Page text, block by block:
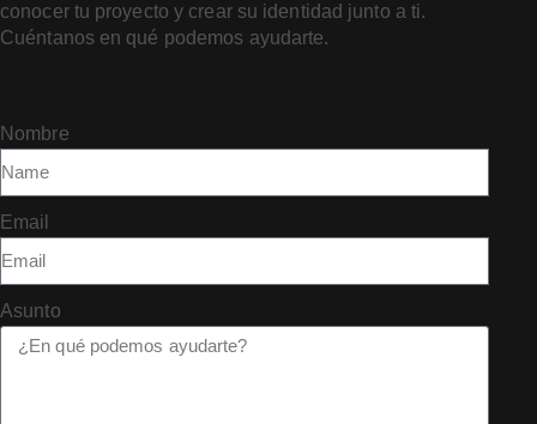
conocer tu proyecto y crear su identidad junto a ti.
Cuéntanos en qué podemos ayudarte.
Nombre
Email
Asunto